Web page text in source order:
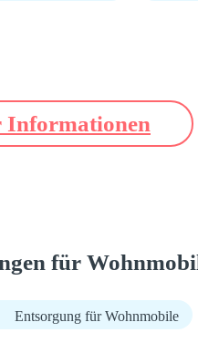
Informationen
für
Entsorgung für Wohnmobile